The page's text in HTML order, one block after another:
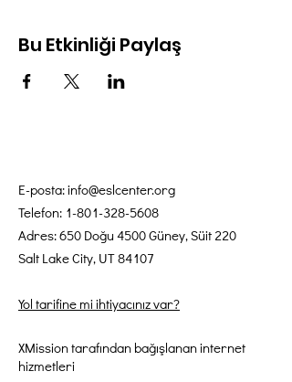
Bu Etkinliği Paylaş
E-posta:info@eslcenter.org
Telefon: 1-801-328-5608
Adres: 650 Doğu 4500 Güney, Süit 220
Salt Lake City, UT 84107
Yol tarifine mi ihtiyacınız var?
XMission tarafından bağışlanan internet
hizmetleri